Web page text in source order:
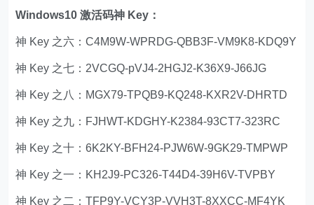
Windows10 激活码神 Key：
神 Key 之六：C4M9W-WPRDG-QBB3F-VM9K8-KDQ9Y
神 Key 之七：2VCGQ-pVJ4-2HGJ2-K36X9-J66JG
神 Key 之八：MGX79-TPQB9-KQ248-KXR2V-DHRTD
神 Key 之九：FJHWT-KDGHY-K2384-93CT7-323RC
神 Key 之十：6K2KY-BFH24-PJW6W-9GK29-TMPWP
神 Key 之一：KH2J9-PC326-T44D4-39H6V-TVPBY
神 Key 之二：TFP9Y-VCY3P-VVH3T-8XXCC-MF4YK